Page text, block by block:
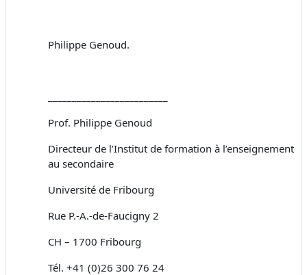
Philippe Genoud.
Prof. Philippe Genoud
Directeur de l’Institut de formation à l’enseignement
au secondaire
Université de Fribourg
Rue P.-A.-de-Faucigny 2
CH – 1700 Fribourg
Tél. +41 (0)26 300 76 24